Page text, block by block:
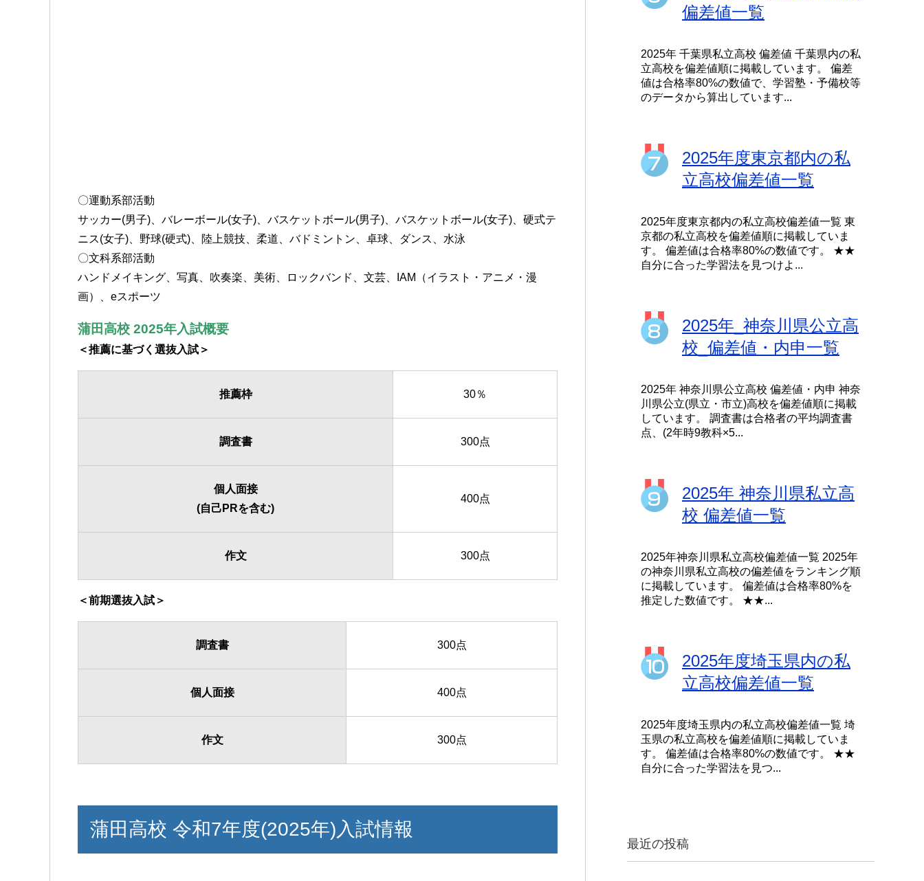
〇運動系部活動
サッカー(男子)、バレーボール(女子)、バスケットボール(男子)、バスケットボール(女子)、硬式テ
ニス(女子)、野球(硬式)、陸上競技、柔道、バドミントン、卓球、ダンス、水泳
〇文科系部活動
ハンドメイキング、写真、吹奏楽、美術、ロックバンド、文芸、IAM（イラスト・アニメ・漫
画）、eスポーツ
蒲田高校 2025年入試概要
＜推薦に基づく選抜入試＞
推薦枠 30％
調査書 300点
個人面接
(自己PRを含む)
400点
作文 300点
＜前期選抜入試＞
調査書 300点
個人面接 400点
作文 300点
蒲田高校 令和7年度(2025年)入試情報
偏差値一覧
2025年 千葉県私立高校 偏差値 千葉県内の私
立高校を偏差値順に掲載しています。 偏差
値は合格率80%の数値で、学習塾・予備校等
のデータから算出しています...
2025年度東京都内の私
立高校偏差値一覧
2025年度東京都内の私立高校偏差値一覧 東
京都の私立高校を偏差値順に掲載していま
す。 偏差値は合格率80%の数値です。 ★★
自分に合った学習法を見つけよ...
2025年_神奈川県公立高
校_偏差値・内申一覧
2025年 神奈川県公立高校 偏差値・内申 神奈
川県公立(県立・市立)高校を偏差値順に掲載
しています。 調査書は合格者の平均調査書
点、(2年時9教科×5...
2025年 神奈川県私立高
校 偏差値一覧
2025年神奈川県私立高校偏差値一覧 2025年
の神奈川県私立高校の偏差値をランキング順
に掲載しています。 偏差値は合格率80%を
推定した数値です。 ★★...
2025年度埼玉県内の私
立高校偏差値一覧
2025年度埼玉県内の私立高校偏差値一覧 埼
玉県の私立高校を偏差値順に掲載していま
す。 偏差値は合格率80%の数値です。 ★★
自分に合った学習法を見つ...
最近の投稿